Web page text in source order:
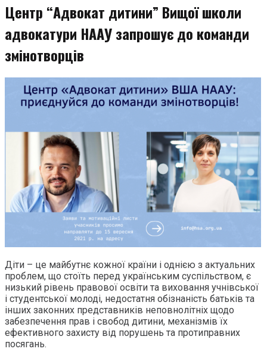
Центр “Адвокат дитини” Вищої школи
адвокатури НААУ запрошує до команди
змінотворців
Діти – це майбутнє кожної країни і однією з актуальних
проблем, що стоїть перед українським суспільством, є
низький рівень правової освіти та виховання учнівської
і студентської молоді, недостатня обізнаність батьків та
інших законних представників неповнолітніх щодо
забезпечення прав і свобод дитини, механізмів їх
ефективного захисту від порушень та протиправних
посягань.